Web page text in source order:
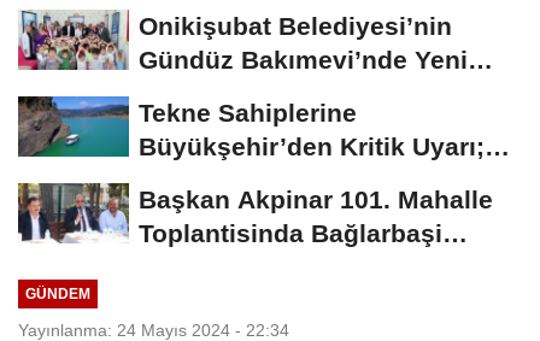
Onikişubat Belediyesi’nin
Gündüz Bakımevi’nde Yeni
Tekne Sahiplerine
Büyükşehir’den Kritik Uyarı;
Başkan Akpinar 101. Mahalle
Toplantisinda Bağlarbaşi
GÜNDEM
Yayınlanma: 24 Mayıs 2024 - 22:34